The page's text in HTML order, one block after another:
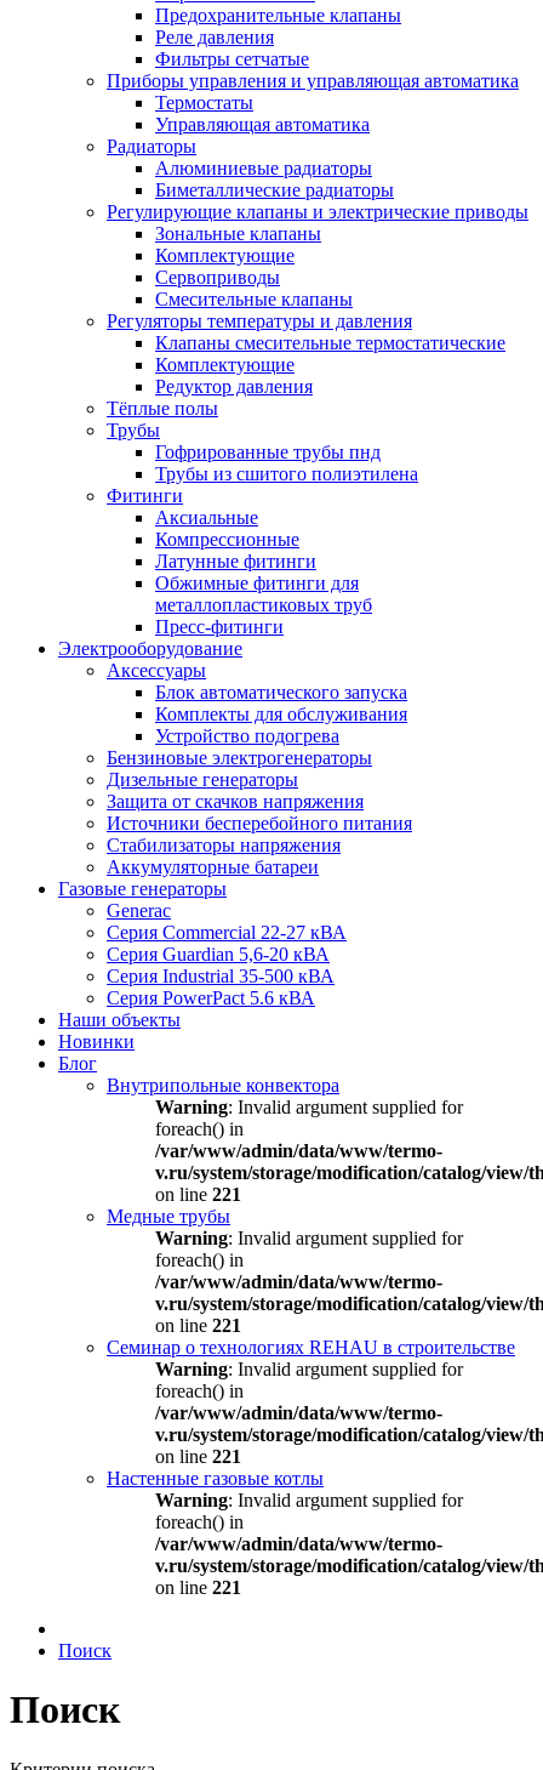
Предохранительные клапаны
Реле давления
Фильтры сетчатые
Приборы управления и управляющая автоматика
Термостаты
Управляющая автоматика
Радиаторы
Алюминиевые радиаторы
Биметаллические радиаторы
Регулирующие клапаны и электрические приводы
Зональные клапаны
Комплектующие
Сервоприводы
Смесительные клапаны
Регуляторы температуры и давления
Клапаны смесительные термостатические
Комплектующие
Редуктор давления
Тёплые полы
Трубы
Гофрированные трубы пнд
Трубы из сшитого полиэтилена
Фитинги
Аксиальные
Компрессионные
Латунные фитинги
Обжимные фитинги для
металлопластиковых труб
Пресс-фитинги
Электрооборудование
Аксессуары
Блок автоматического запуска
Комплекты для обслуживания
Устройство подогрева
Бензиновые электрогенераторы
Дизельные генераторы
Защита от скачков напряжения
Источники бесперебойного питания
Стабилизаторы напряжения
Аккумуляторные батареи
Газовые генераторы
Generac
Серия Commercial 22-27 кВА
Серия Guardian 5,6-20 кВА
Серия Industrial 35-500 кВА
Серия PowerPact 5.6 кВА
Наши объекты
Новинки
Блог
Внутрипольные конвектора
Warning: Invalid argument supplied for
foreach() in
/var/www/admin/data/www/termo-
v.ru/system/storage/modification/catalog/view/
on line 221
Медные трубы
Warning: Invalid argument supplied for
foreach() in
/var/www/admin/data/www/termo-
v.ru/system/storage/modification/catalog/view/
on line 221
Семинар о технологиях REHAU в строительстве
Warning: Invalid argument supplied for
foreach() in
/var/www/admin/data/www/termo-
v.ru/system/storage/modification/catalog/view/
on line 221
Настенные газовые котлы
Warning: Invalid argument supplied for
foreach() in
/var/www/admin/data/www/termo-
v.ru/system/storage/modification/catalog/view/
on line 221
Поиск
Поиск